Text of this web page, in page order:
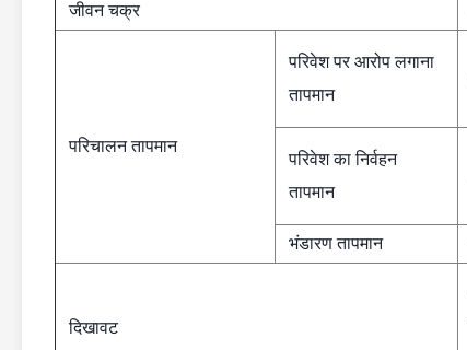
जीवन चक्र
परिचालन तापमान
परिवेश पर आरोप लगाना
तापमान
परिवेश का निर्वहन
तापमान
भंडारण तापमान
दिखावट